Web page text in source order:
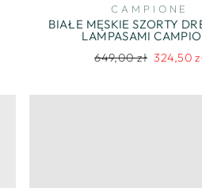
CAMPIONE
BIAŁE MĘSKIE SZORTY
LAMPASAMI
Regularna
649,00 zł Cena
324,50